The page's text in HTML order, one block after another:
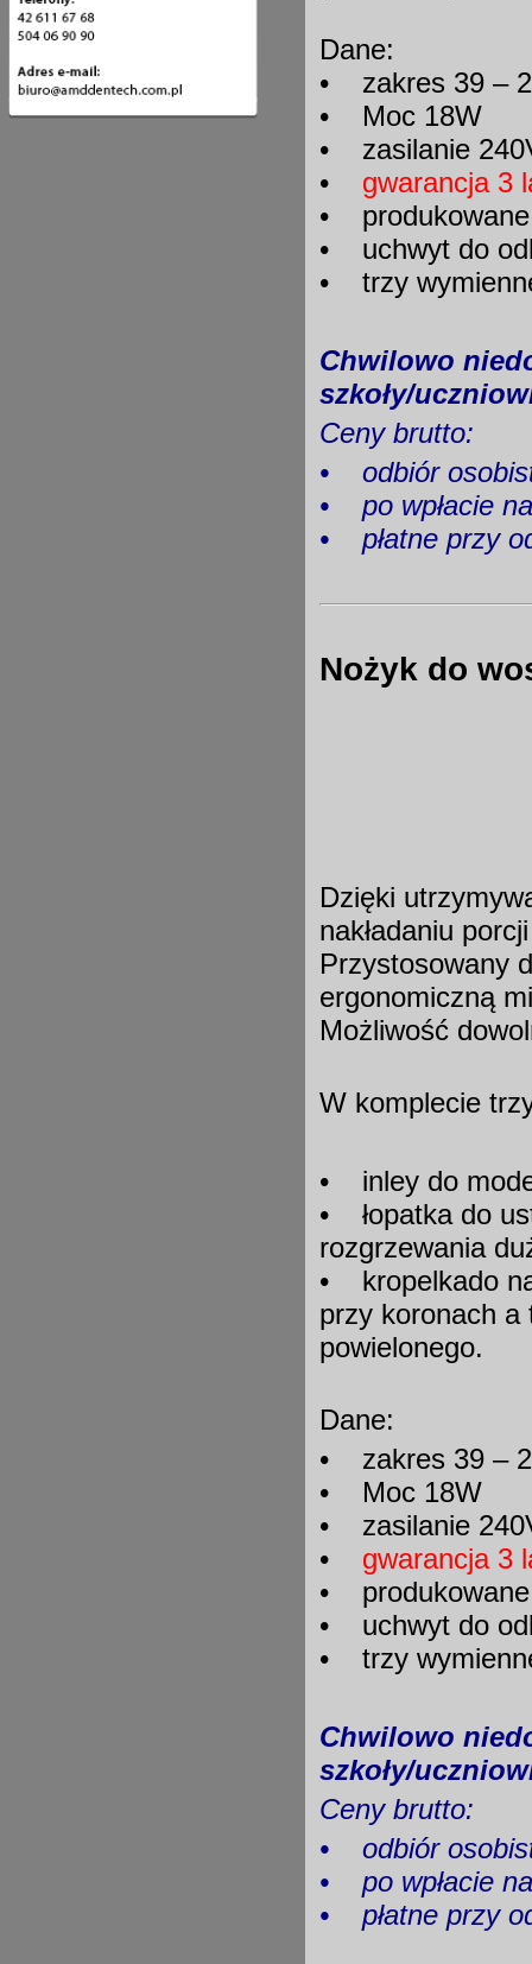
Dane:
• zakres 39 –
• Moc 18W
• zasilanie
•
gwarancja 3
• produkowane
• uchwyt do
• trzy
Chwilowo
szkoły/
Ceny brutto:
• odbiór
• po wpłacie
• płatne przy
Nożyk do
Dzięki
nakładaniu
Przystosowany
ergonomiczną
Możliwość
W komplecie
• inley do
• łopatka do
rozgrzewania
• kropelkado
przy koronach a
powielonego.
Dane:
• zakres 39 –
• Moc 18W
• zasilanie
•
gwarancja 3
• produkowane
• uchwyt do
• trzy
Chwilowo
szkoły/
Ceny brutto:
• odbiór
• po wpłacie
• płatne przy